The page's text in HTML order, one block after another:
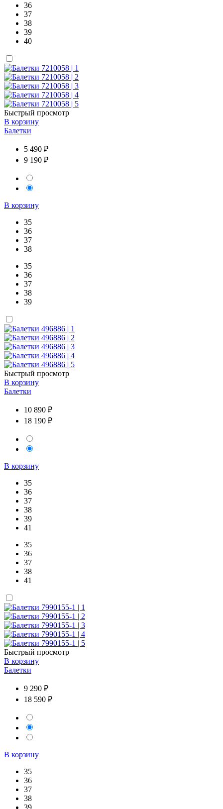
36
37
38
39
40
Быстрый просмотр
В корзину
Балетки
5 490 ₽
9 190 ₽
В корзину
35
36
37
38
35
36
37
38
39
Быстрый просмотр
В корзину
Балетки
10 890 ₽
18 190 ₽
В корзину
35
36
37
38
39
41
35
36
37
38
41
Быстрый просмотр
В корзину
Балетки
9 290 ₽
18 590 ₽
В корзину
35
36
37
38
39